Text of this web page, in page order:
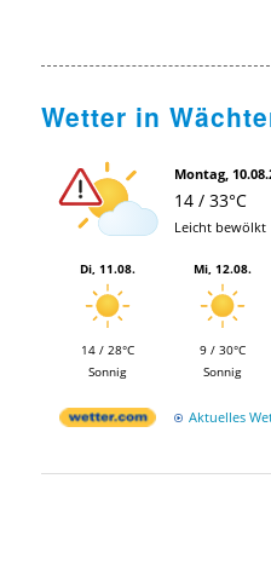
Wetter in
Montag,
14 / 33°C
Leicht bewölkt
Di, 11.08.
14 / 28°C
Sonnig
Mi, 12.08.
9 / 30°C
Sonnig
Aktuelles